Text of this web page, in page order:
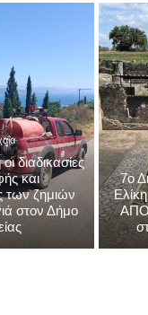
διαδικασίες